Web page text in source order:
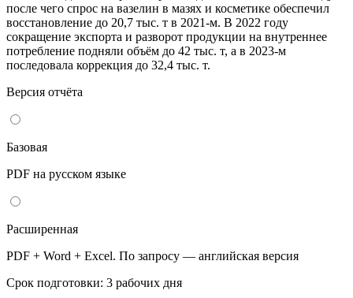
после чего спрос на вазелин в мазях и косметике обеспечил
восстановление до 20,7 тыс. т в 2021-м. В 2022 году
сокращение экспорта и разворот продукции на внутреннее
потребление подняли объём до 42 тыс. т, а в 2023-м
последовала коррекция до 32,4 тыс. т.
Версия отчёта
Базовая
PDF на русском языке
Расширенная
PDF + Word + Excel. По запросу — английская версия
Срок подготовки: 3 рабочих дня